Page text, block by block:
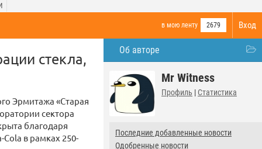
Вход
в мою ленту 2679
Об авторе
Mr Witness
Профиль | Статистика
Последние добавленные новости
Одобренные новости
стекла,
Эрмитажа «Старая
сектора
благодаря
в рамках 250-